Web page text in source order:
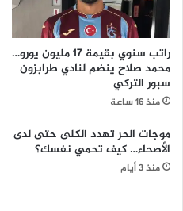
راتب سنوي بقيمة 17 مليون يورو…
محمد صلاح ينضم لنادي طرابزون
سبور التركي
منذ 16 ساعة
موجات الحر تهدد الكلى حتى لدى
الأصحاء… كيف تحمي نفسك؟
منذ 3 أيام